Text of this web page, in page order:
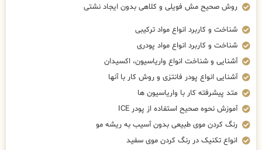
روش صحیح مش فویلی و کلاهی بدون ایجاد نشتی
شناخت و کاربرد انواع مواد ترکیبی
شناخت و کاربرد انواع مواد پودری
آشنایی و شناخت انواع واریاسیون، اکسیدان
آشنایی انواع پودر فانتزی و روش کار با آنها
متد پیشرفته کار با واریاسیون ها
آموزش نحوه صحیح استفاده از پودر ICE
رنگ کردن موی طبیعی بدون آسیب به ریشه مو
انواع تکنیک در رنگ کردن موی سفید